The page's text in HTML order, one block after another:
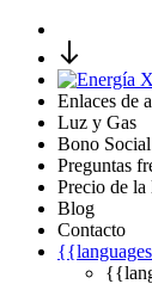
Enlaces de
Luz y Gas
Bono Social
Preguntas
Precio de
Blog
Contacto